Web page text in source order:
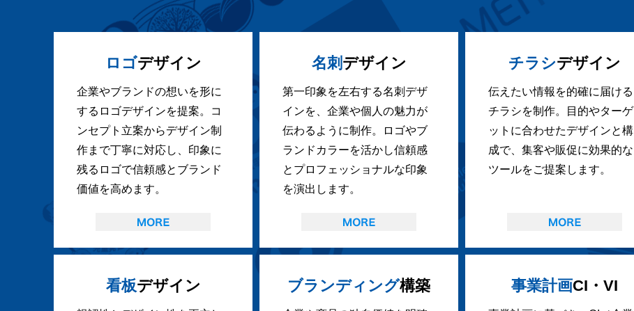
ロゴデザイン
企業やブランドの想いを形に
するロゴデザインを提案。コ
ンセプト立案からデザイン制
作まで丁寧に対応し、印象に
残るロゴで信頼感とブランド
価値を高めます。
名刺 デザイン
第一印象を左右する名刺デザ
インを、企業や個人の魅力が
伝わるように制作。ロゴやブ
ランドカラーを活かし信頼感
とプロフェッショナルな印象
を演出します。
チラシデザイン
伝えたい情報を的確に届ける
チラシを制作。目的やターゲ
ットに合わせたデザインと構
成で、集客や販促に効果的な
ツールをご提案します。
看板デザイン ブランディング構築 事業計画CI・VI